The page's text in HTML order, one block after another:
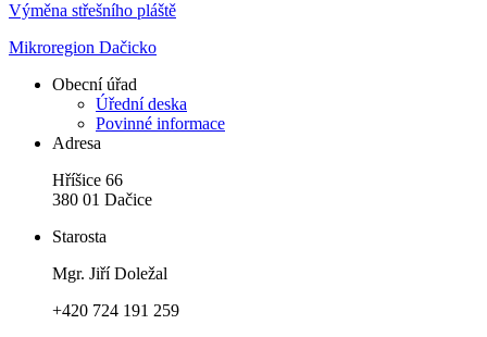
Výměna střešního pláště
Mikroregion Dačicko
Obecní úřad
Úřední deska
Povinné informace
Adresa
Hříšice 66
380 01 Dačice
Starosta
Mgr. Jiří Doležal
+420 724 191 259